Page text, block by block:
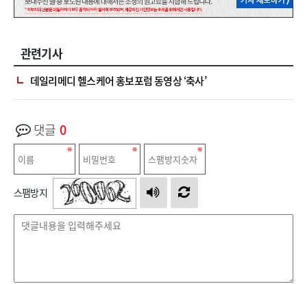
관련기사
데일리메디 헬스케어 홍보포럼 동영상 ‘축사’
댓글 0
스팸방지